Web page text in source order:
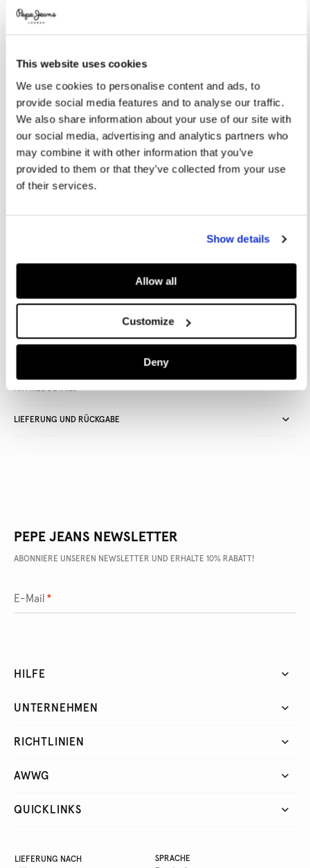
This website uses cookies
We use cookies to personalise content and ads, to
provide social media features and to analyse our traffic.
We also share information about your use of our site with
our social media, advertising and analytics partners who
may combine it with other information that you’ve
provided to them or that they’ve collected from your use
of their services.
Show details
Allow all
Customize
Deny
GRÖßE AUSWÄHLEN:
29 30 31
34
30 32
Model trägt: Größe des Models:
im Store
ARTIKEL DETAILS
LIEFERUNG UND RÜCKGABE
PEPE JEANS NEWSLETTER
ABONNIERE UNSEREN NEWSLETTER UND ERHALTE 10% RABATT!
E-Mail *
HILFE
UNTERNEHMEN
RICHTLINIEN
AWWG
QUICKLINKS
LIEFERUNG NACH SPRACHE